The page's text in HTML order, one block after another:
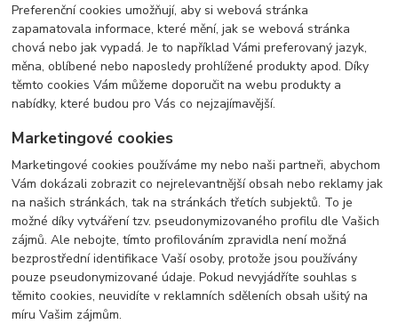
Preferenční cookies umožňují, aby si webová stránka
zapamatovala informace, které mění, jak se webová stránka
chová nebo jak vypadá. Je to například Vámi preferovaný jazyk,
měna, oblíbené nebo naposledy prohlížené produkty apod. Díky
těmto cookies Vám můžeme doporučit na webu produkty a
nabídky, které budou pro Vás co nejzajímavější.
Marketingové cookies
Marketingové cookies používáme my nebo naši partneři, abychom
Vám dokázali zobrazit co nejrelevantnější obsah nebo reklamy jak
na našich stránkách, tak na stránkách třetích subjektů. To je
možné díky vytváření tzv. pseudonymizovaného profilu dle Vašich
zájmů. Ale nebojte, tímto profilováním zpravidla není možná
bezprostřední identifikace Vaší osoby, protože jsou používány
pouze pseudonymizované údaje. Pokud nevyjádříte souhlas s
těmito cookies, neuvidíte v reklamních sděleních obsah ušitý na
míru Vašim zájmům.